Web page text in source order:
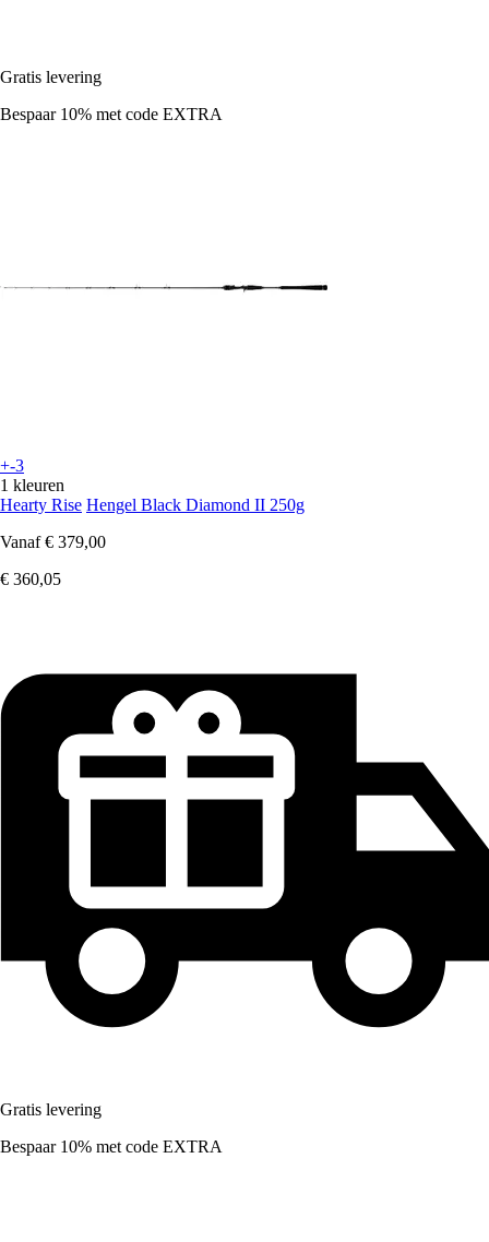
Gratis levering
Bespaar 10% met code EXTRA
+-3
1 kleuren
Hearty Rise Hengel Black Diamond II 250g
Vanaf € 379,00
€ 360,05
Gratis levering
Bespaar 10% met code EXTRA